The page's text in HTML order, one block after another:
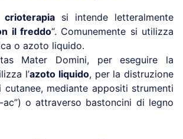
crioterapiasi intende letteralmente
il freddo“. Comunemente si utilizza
o azoto liquido.
Mater Domini, per eseguire la
l’azoto liquido, per la distruzione
cutanee, mediante appositi strumenti
o attraverso bastoncini di legno